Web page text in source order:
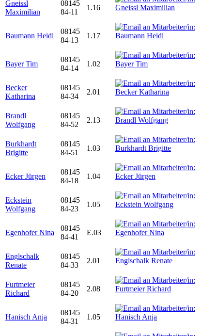
Gneissl
Maximilian
08145
84-11
1.16
Baumann Heidi
08145
84-13
1.17
Bayer Tim
08145
84-14
1.02
Becker
Katharina
08145
84-34
2.01
Brandl
Wolfgang
08145
84-52
2.13
Burkhardt
Brigitte
08145
84-51
1.03
Ecker Jürgen
08145
84-18
1.04
Eckstein
Wolfgang
08145
84-23
1.05
Egenhofer Nina
08145
84-41
E.03
Englschalk
Renate
08145
84-33
2.01
Furtmeier
Richard
08145
84-20
2.08
Hanisch Anja
08145
84-31
1.05